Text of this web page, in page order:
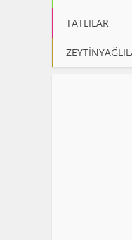
TATLILAR